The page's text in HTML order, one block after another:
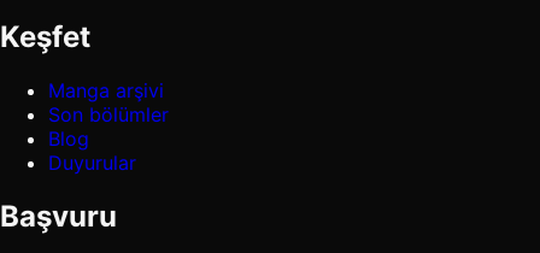
Keşfet
Manga arşivi
Son bölümler
Blog
Duyurular
Başvuru